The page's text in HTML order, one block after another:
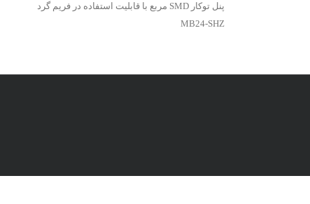
پنل توکار SMD مربع با قابلیت استفاده در فریم گرد
MB24-SHZ